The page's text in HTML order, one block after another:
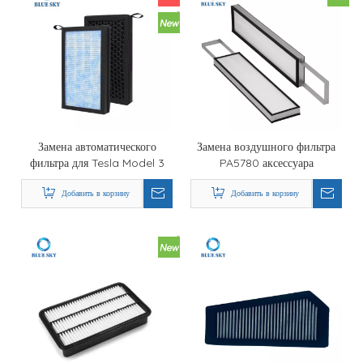
Замена автоматического
фильтра для Tesla Model 3
Model Y
Добавить в корзину
Замена воздушного фильтра
PA5780 аксессуара
экскаватора для Volvos №
12742526/12742527
Добавить в корзину